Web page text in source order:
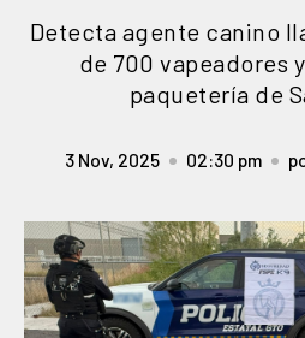
Detecta agente canino
de 700 vapeadores
paquetería de
3 Nov, 2025 02:30 pm